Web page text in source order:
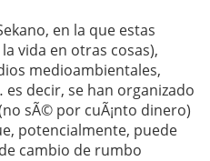
qué no salen más?
en la que estas
vida en otras cosas),
medioambientales,
decir, se han organizado
sÃ© por cuÃ¡nto dinero)
potencialmente, puede
cambio de rumbo